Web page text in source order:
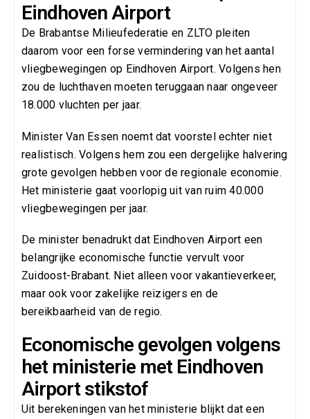
Eindhoven Airport
De Brabantse Milieufederatie en ZLTO pleiten
daarom voor een forse vermindering van het aantal
vliegbewegingen op Eindhoven Airport. Volgens hen
zou de luchthaven moeten teruggaan naar ongeveer
18.000 vluchten per jaar.
Minister Van Essen noemt dat voorstel echter niet
realistisch. Volgens hem zou een dergelijke halvering
grote gevolgen hebben voor de regionale economie.
Het ministerie gaat voorlopig uit van ruim 40.000
vliegbewegingen per jaar.
De minister benadrukt dat Eindhoven Airport een
belangrijke economische functie vervult voor
Zuidoost-Brabant. Niet alleen voor vakantieverkeer,
maar ook voor zakelijke reizigers en de
bereikbaarheid van de regio.
Economische gevolgen volgens
het ministerie met Eindhoven
Airport stikstof
Uit berekeningen van het ministerie blijkt dat een